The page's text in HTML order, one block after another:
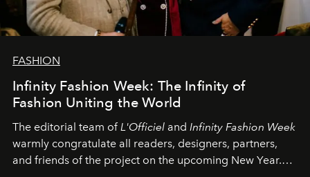
FASHION
Infinity Fashion Week: The Infinity of
Fashion Uniting the World
The editorial team of L'Officiel and Infinity Fashion Week
warmly congratulate all readers, designers, partners,
and friends of the project on the upcoming New Year.